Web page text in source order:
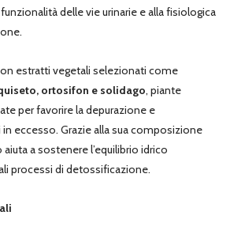
delle vie urinarie e alla fisiologica
estratti vegetali selezionati come
ortosifon e solidago, piante
per favorire la depurazione e
in eccesso. Grazie alla sua composizione
a sostenere l’equilibrio idrico
processi di detossificazione.